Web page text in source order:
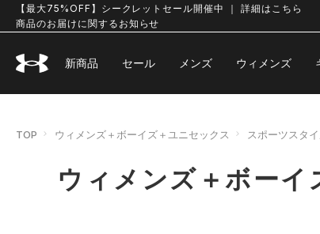
【最大75%OFF】シークレットセール開催中 ｜ 詳細はこちら
商品のお届けに関するお知らせ
新商品 セール メンズ ウィメンズ
TOP ウィメンズ＋ボーイズ＋ユニセックス スポーツスタ
ウィメンズ＋ボー